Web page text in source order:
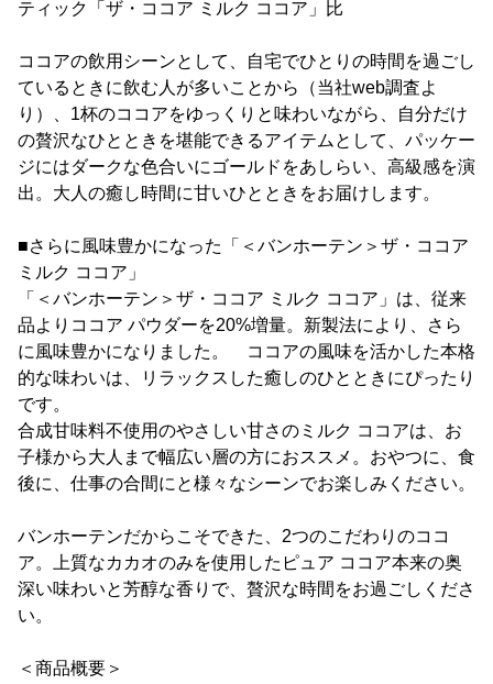
ティック「ザ・ココア ミルク ココア」比
ココアの飲用シーンとして、自宅でひとりの時間を過ごし
ているときに飲む人が多いことから（当社web調査よ
り）、1杯のココアをゆっくりと味わいながら、自分だけ
の贅沢なひとときを堪能できるアイテムとして、パッケー
ジにはダークな色合いにゴールドをあしらい、高級感を演
出。大人の癒し時間に甘いひとときをお届けします。
■さらに風味豊かになった「＜バンホーテン＞ザ・ココア
ミルク ココア」
「＜バンホーテン＞ザ・ココア ミルク ココア」は、従来
品よりココア パウダーを20%増量。新製法により、さら
に風味豊かになりました。 ココアの風味を活かした本格
的な味わいは、リラックスした癒しのひとときにぴったり
です。
合成甘味料不使用のやさしい甘さのミルク ココアは、お
子様から大人まで幅広い層の方におススメ。おやつに、食
後に、仕事の合間にと様々なシーンでお楽しみください。
バンホーテンだからこそできた、2つのこだわりのココ
ア。上質なカカオのみを使用したピュア ココア本来の奥
深い味わいと芳醇な香りで、贅沢な時間をお過ごしくださ
い。
＜商品概要＞